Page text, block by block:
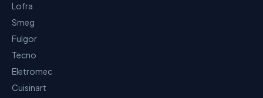
Lofra
Smeg
Fulgor
Tecno
Eletromec
Cuisinart